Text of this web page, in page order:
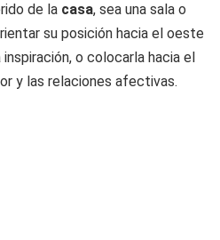
de la casa, sea una sala o
su posición hacia el oeste
o colocarla hacia el
y las relaciones afectivas.